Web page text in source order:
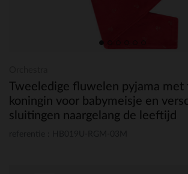
Tweeledige fluwelen pyjama met
koningin voor babymeisje en
sluitingen naargelang de leeftijd